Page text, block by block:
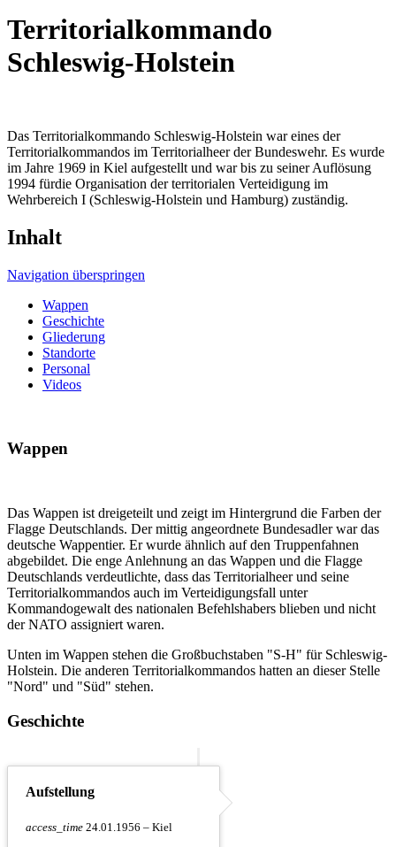
Territorialkommando
Schleswig-Holstein
Das Territorialkommando Schleswig-Holstein war eines der
Territorialkommandos im Territorialheer der Bundeswehr. Es wurde
im Jahre 1969 in Kiel aufgestellt und war bis zu seiner Auflösung
1994 fürdie Organisation der territorialen Verteidigung im
Wehrbereich I (Schleswig-Holstein und Hamburg) zuständig.
Inhalt
Navigation überspringen
Wappen
Geschichte
Gliederung
Standorte
Personal
Videos
Wappen
Das Wappen ist dreigeteilt und zeigt im Hintergrund die Farben der
Flagge Deutschlands. Der mittig angeordnete Bundesadler war das
deutsche Wappentier. Er wurde ähnlich auf den Truppenfahnen
abgebildet. Die enge Anlehnung an das Wappen und die Flagge
Deutschlands verdeutlichte, dass das Territorialheer und seine
Territorialkommandos auch im Verteidigungsfall unter
Kommandogewalt des nationalen Befehlshabers blieben und nicht
der NATO assigniert waren.
Unten im Wappen stehen die Großbuchstaben "S-H" für Schleswig-
Holstein. Die anderen Territorialkommandos hatten an dieser Stelle
"Nord" und "Süd" stehen.
Geschichte
Aufstellung
access_time 24.01.1956 – Kiel